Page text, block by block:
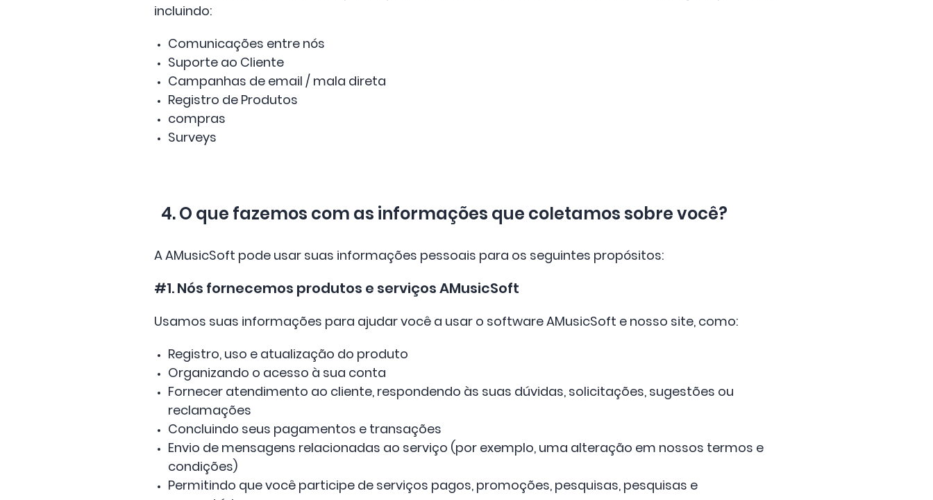
incluindo:
Comunicações entre nós
Suporte ao Cliente
Campanhas de email / mala direta
Registro de Produtos
compras
Surveys
4. O que fazemos com as informações que coletamos sobre você?
A AMusicSoft pode usar suas informações pessoais para os seguintes propósitos:
#1. Nós fornecemos produtos e serviços AMusicSoft
Usamos suas informações para ajudar você a usar o software AMusicSoft e nosso site, como:
Registro, uso e atualização do produto
Organizando o acesso à sua conta
Fornecer atendimento ao cliente, respondendo às suas dúvidas, solicitações, sugestões ou
reclamações
Concluindo seus pagamentos e transações
Envio de mensagens relacionadas ao serviço (por exemplo, uma alteração em nossos termos e
condições)
Permitindo que você participe de serviços pagos, promoções, pesquisas, pesquisas e